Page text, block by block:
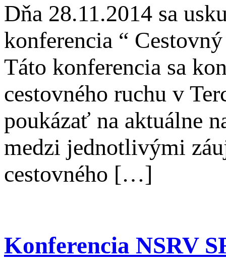
Dňa 28.11.2014 sa
konferencia “
Táto konferencia sa
cestovného ruchu v
poukázať na aktuálne
medzi jednotlivými
cestovného […]
Konferencia NSRV